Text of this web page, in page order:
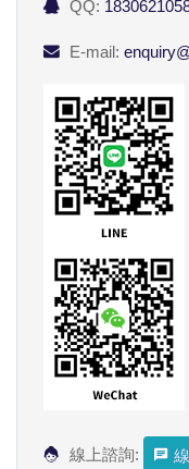
QQ:
E-mail:
線上諮詢: